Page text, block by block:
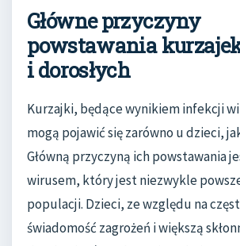
Główne przyczyny
powstawania
i dorosłych
Kurzajki, będące wynikiem infekcji
mogą pojawić się zarówno u dzieci,
Główną przyczyną ich powstawania
wirusem, który jest niezwykle
populacji. Dzieci, ze względu na
świadomość zagrożeń i większą